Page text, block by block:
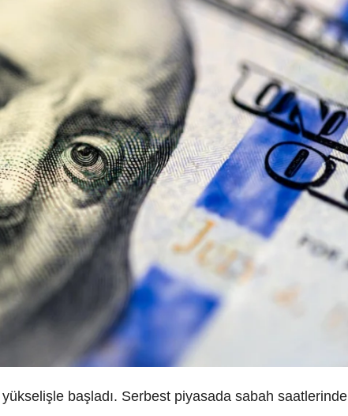
yükselişle başladı. Serbest piyasada sabah saatlerinde